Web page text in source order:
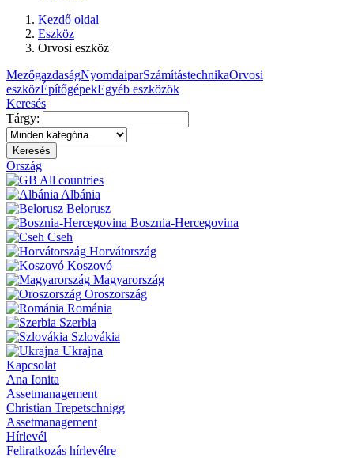
Kezdő oldal
Eszköz
Orvosi eszköz
MezőgazdaságNyomdaiparSzámítástechnikaOrvosi
eszközÉpítőgépekEgyéb eszközök
Keresés
Tárgy:
Keresés
Ország
All countries
Albánia
Belorusz
Bosznia-Hercegovina
Cseh
Horvátország
Koszovó
Magyarország
Oroszország
Románia
Szerbia
Szlovákia
Ukrajna
Kapcsolat
Ana Ionita
Assetmanagement
Christian Trepetschnigg
Assetmanagement
Hírlevél
Feliratkozás hírlevélre